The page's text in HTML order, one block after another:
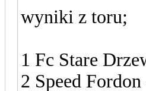
wyniki z toru;
1 Fc Stare
2 Speed